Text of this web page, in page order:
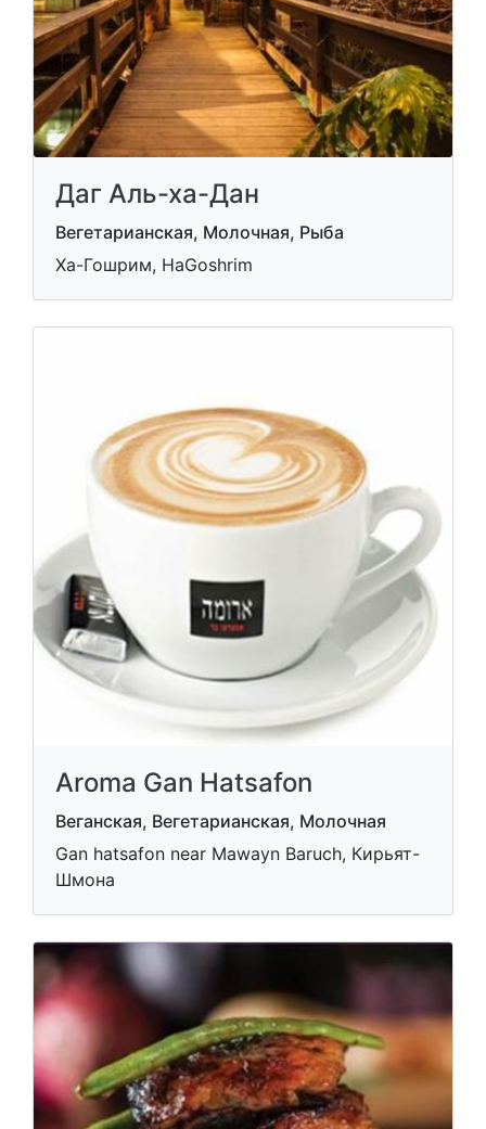
Даг Аль-ха-Дан
Вегетарианская, Молочная, Рыба
Ха-Гошрим, HaGoshrim
Aroma Gan Hatsafon
Веганская, Вегетарианская, Молочная
Gan hatsafon near Mawayn Baruch, Кирьят-
Шмона